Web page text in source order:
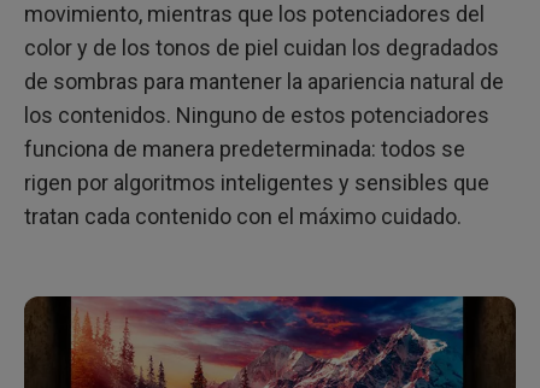
movimiento, mientras que los potenciadores del
color y de los tonos de piel cuidan los degradados
de sombras para mantener la apariencia natural de
los contenidos. Ninguno de estos potenciadores
funciona de manera predeterminada: todos se
rigen por algoritmos inteligentes y sensibles que
tratan cada contenido con el máximo cuidado.